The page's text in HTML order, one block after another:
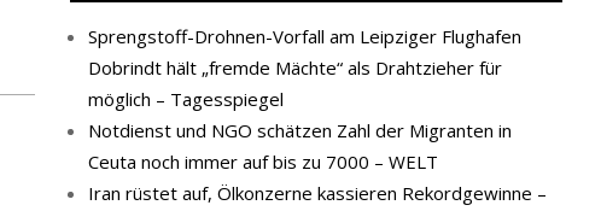
Sprengstoff-Drohnen-Vorfall am Leipziger Flughafen
Dobrindt hält „fremde Mächte“ als Drahtzieher für
möglich – Tagesspiegel
Notdienst und NGO schätzen Zahl der Migranten in
Ceuta noch immer auf bis zu 7000 – WELT
Iran rüstet auf, Ölkonzerne kassieren Rekordgewinne –